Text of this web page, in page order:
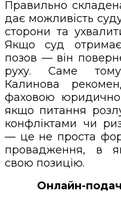
Правильно
дає можливість
сторони та
Якщо суд
позов — він
руху. Саме
Калинова
фаховою
якщо питання
конфліктами чи
— це не проста
провадження, в
свою позицію.
Онлайн-